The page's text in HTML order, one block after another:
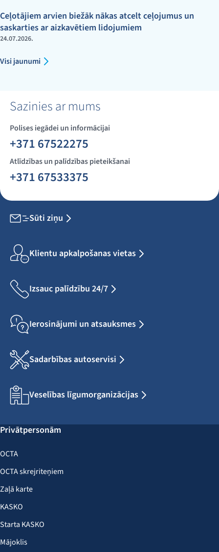
Ceļotājiem arvien biežāk nākas atcelt ceļojumus un
saskarties ar aizkavētiem lidojumiem
24.07.2026.
Visi jaunumi
Sazinies ar mums
Polises iegādei un informācijai
+371 67522275
Atlīdzības un palīdzības pieteikšanai
+371 67533375
Sūti ziņu
Klientu apkalpošanas vietas
Izsauc palīdzību 24/7
Ierosinājumi un atsauksmes
Sadarbības autoservisi
Veselības līgumorganizācijas
Privātpersonām
OCTA
OCTA skrejriteņiem
Zaļā karte
KASKO
Starta KASKO
Mājoklis